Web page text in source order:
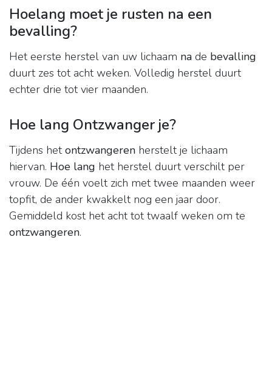
Hoelang moet je rusten na een
bevalling?
Het eerste herstel van uw lichaam na de bevalling
duurt zes tot acht weken. Volledig herstel duurt
echter drie tot vier maanden.
Hoe lang Ontzwanger je?
Tijdens hetontzwangeren herstelt je lichaam
hiervan. Hoe lang het herstel duurt verschilt per
vrouw. De één voelt zich met twee maanden weer
topfit, de ander kwakkelt nog een jaar door.
Gemiddeld kost het acht tot twaalf weken om te
ontzwangeren.